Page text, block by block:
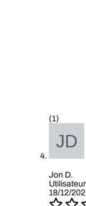
(1)
Jon D.
18/12/